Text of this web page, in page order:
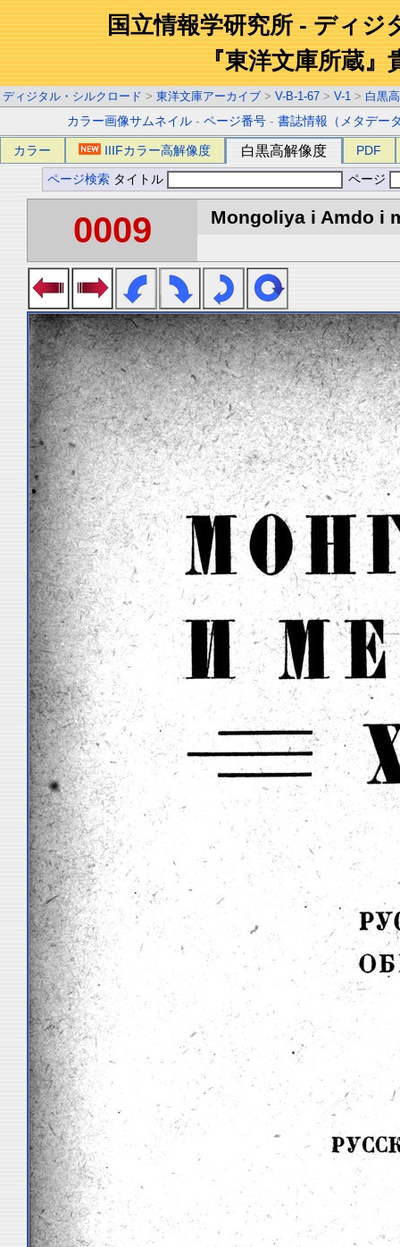
国立情報学研究所 - ディジ
『東洋文庫所蔵』
ディジタル・シルクロード > 東洋文庫アーカイブ > V-B-1-67 > V-1 > 白黒
カラー画像サムネイル -ページ番号 -書誌情報（メタデー
カラー IIIFカラー高解像度 白黒高解像度 PDF
ページ検索 タイトル ページ
0009 Mongoliya i Amdo i